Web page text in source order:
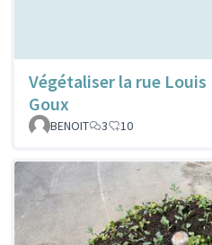
Végétaliser la rue Louis
Goux
BENOIT
3 10